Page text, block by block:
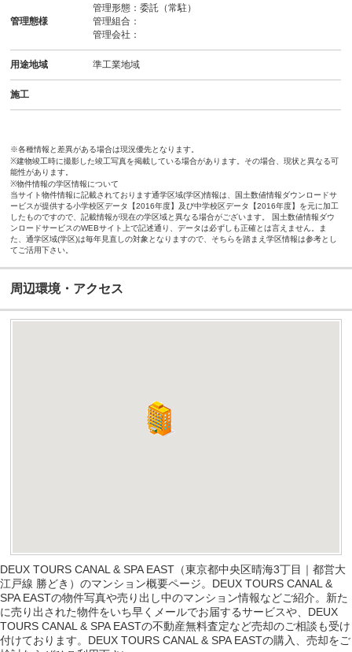
管理態様
管理形態：委託（常駐）
管理組合：
管理会社：
用途地域 準工業地域
施工
※各種情報と差異がある場合は現況優先となります。
※建物竣工時に撮影した竣工写真を掲載している場合があります。その場合、現状と異なる可
能性があります。
※物件情報の学区情報について
当サイト物件情報に記載されております通学区域(学区)情報は、国土数値情報ダウンロードサ
ービスが提供する小学校区データ【2016年度】及び中学校区データ【2016年度】を元に加工
したものですので、記載情報が現在の学区域と異なる場合がございます。 国土数値情報ダウ
ンロードサービスのWEBサイト上で記述通り、データは必ずしも正確とは言えません。ま
た、通学区域(学区)は毎年見直しの対象となりますので、そちらを踏まえ学区情報は参考とし
てご活用下さい。
周辺環境・アクセス
DEUX TOURS CANAL & SPA EAST（東京都中央区晴海3丁目｜都営大
江戸線 勝どき）のマンション概要ページ。DEUX TOURS CANAL &
SPA EASTの物件写真や売り出し中のマンション情報などご紹介。新た
に売り出された物件をいち早くメールでお届するサービスや、DEUX
TOURS CANAL & SPA EASTの不動産無料査定など売却のご相談も受け
付けております。DEUX TOURS CANAL & SPA EASTの購入、売却をご